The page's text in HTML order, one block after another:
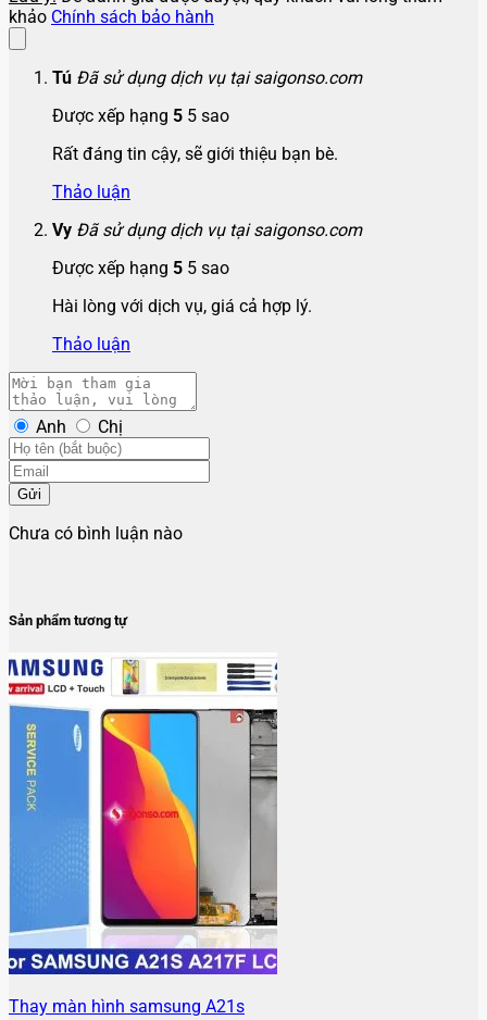
khảo Chính sách bảo hành
Tú Đã sử dụng dịch vụ tại saigonso.com
Được xếp hạng 5 5 sao
Rất đáng tin cậy, sẽ giới thiệu bạn bè.
Thảo luận
Vy Đã sử dụng dịch vụ tại saigonso.com
Được xếp hạng 5 5 sao
Hài lòng với dịch vụ, giá cả hợp lý.
Thảo luận
Anh Chị
Gửi
Chưa có bình luận nào
Sản phẩm tương tự
Thay màn hình samsung A21s